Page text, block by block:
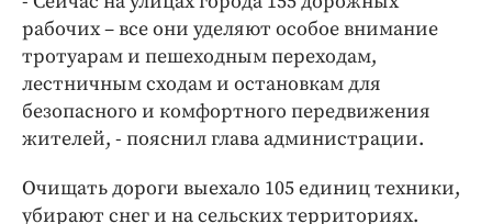
Интересное чтиво
Клиника года
Бренд года
Работодатель года
рабочих – все они уделяют особое внимание
тротуарам и пешеходным переходам,
лестничным сходам и остановкам для
безопасного и комфортного передвижения
жителей, - пояснил глава администрации.
Очищать дороги выехало 105 единиц техники,
убирают снег и на сельских территориях.